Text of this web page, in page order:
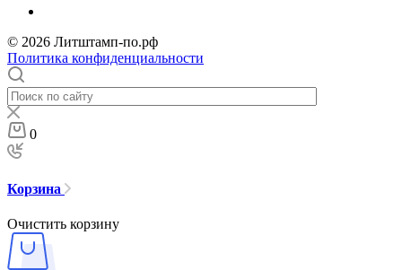
© 2026 Литштамп-по.рф
Политика конфиденциальности
0
Корзина
Очистить корзину